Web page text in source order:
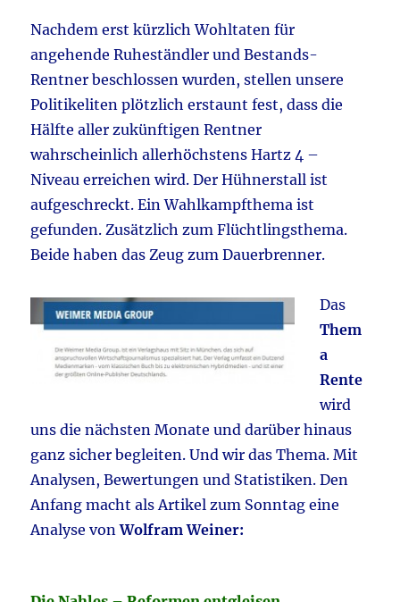
Nachdem erst kürzlich Wohltaten für
angehende Ruheständler und Bestands-
Rentner beschlossen wurden, stellen unsere
Politikeliten plötzlich erstaunt fest, dass die
Hälfte aller zukünftigen Rentner
wahrscheinlich allerhöchstens Hartz 4 –
Niveau erreichen wird. Der Hühnerstall ist
aufgeschreckt. Ein Wahlkampfthema ist
gefunden. Zusätzlich zum Flüchtlingsthema.
Beide haben das Zeug zum Dauerbrenner.
Das
Them
a
Rente
wird
uns die nächsten Monate und darüber hinaus
ganz sicher begleiten. Und wir das Thema. Mit
Analysen, Bewertungen und Statistiken. Den
Anfang macht als Artikel zum Sonntag eine
Analyse vonWolfram Weiner: